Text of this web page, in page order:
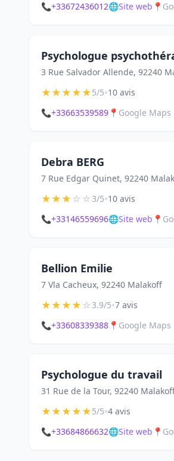
📞+33672436012🌐Site web 📍
Psychologue
3 Rue Salvador Allende, 92240
★★★★★5/5•10 avis
📞+33663539589 📍 Google Maps
Debra BERG
7 Rue Edgar Quinet, 92240
★★★☆☆3/5•10 avis
📞+33146559696🌐Site web 📍
Bellion Emilie
7 Vla Cacheux, 92240 Malakoff
★★★★☆3.9/5•7 avis
📞+33608339388 📍 Google Maps
Psychologue du travail
31 Rue de la Tour, 92240
★★★★★5/5•4 avis
📞+33684866632🌐Site web 📍